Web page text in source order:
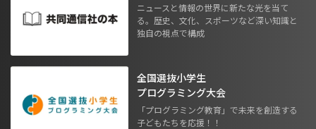
ニュースと情報の世界に新たな光を当て
る。歴史、文化、スポーツなど深い知識と
独自の視点で構成
全国選抜小学生
プログラミング大会
「プログラミング教育」で未来を創造する
子どもたちを応援！！